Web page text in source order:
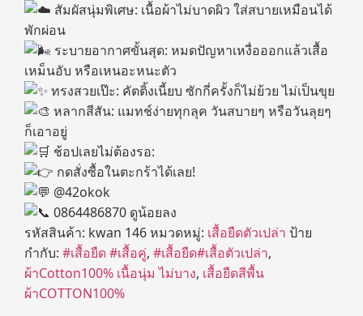
สัมผัสนุ่มพิเศษ: เนื้อผ้าไม่บาดผิว ใส่สบายเหมือนได้
พักผ่อน
ระบายอากาศขั้นสุด: หมดปัญหาเหงื่อออกแล้วเสื้อ
เหม็นอับ หรือเหนอะหนะตัว
ทรงสวยเป๊ะ: คัตติ้งเนี้ยบ ซักกี่ครั้งก็ไม่ย้วย ไม่เป็นขุย
หลากสีสัน: แมทช์ง่ายทุกลุค วันสบายๆ หรือวันลุยๆ
ก็เอาอยู่
ช้อปเลยไม่ต้องรอ:
กดสั่งซื้อในตะกร้าได้เลย!
@42okok
0864486870 ดูน้อยลง
รหัสสินค้า: kwan 146หมวดหมู่: เสื้อยืดตัวเปล่า ป้าย
กำกับ: #เสื้อยืด #เสื้อคู่, #เสื้อยืด#เสื้อตัวเปล่า,
ผ้าCotton100% เนื้อนุ่ม ไม่บาง, เสื้อยืดสีพื้น
ผ้าCOTTON100%